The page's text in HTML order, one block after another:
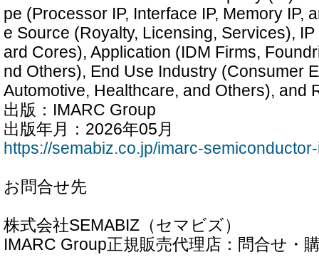
pe (Processor IP, Interface IP, Memory IP,
e Source (Royalty, Licensing, Services),
ard Cores), Application (IDM Firms,
nd Others), End Use Industry (Consumer
Automotive, Healthcare, and Others), and
出版：IMARC Group
出版年月：2026年05月
https://semabiz.co.jp/imarc-
お問合せ先
株式会社SEMABIZ（セマビズ）
IMARC Group正規販売代理店：問合せ・